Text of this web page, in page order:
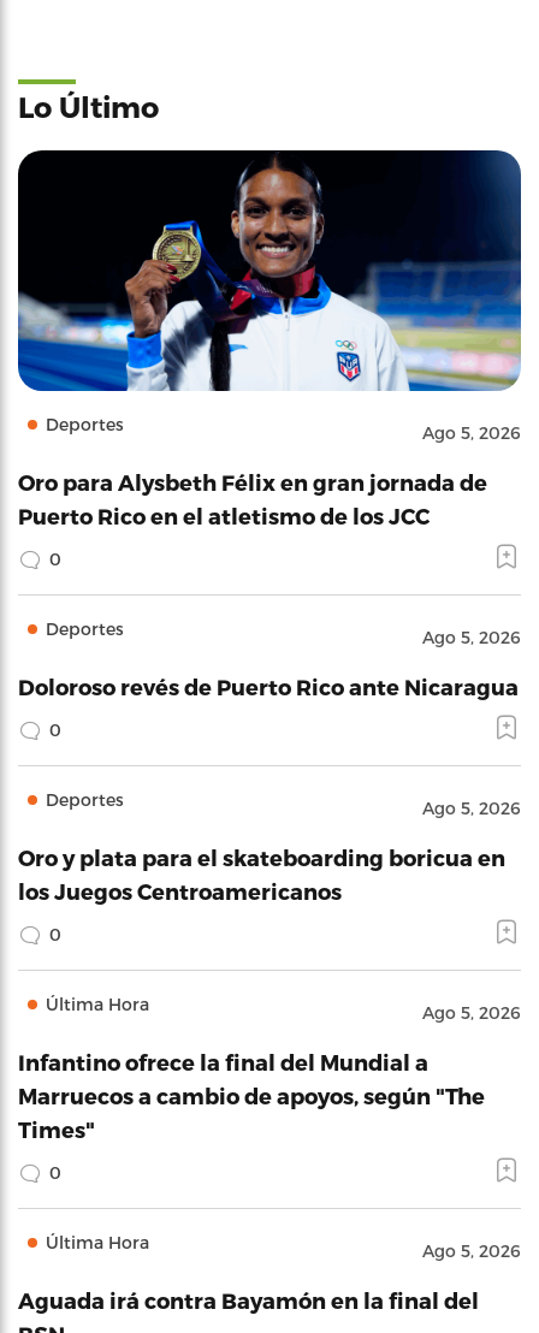
Lo Último
Deportes Ago 5, 2026
Oro para Alysbeth Félix en gran jornada de
Puerto Rico en el atletismo de los JCC
0
Deportes Ago 5, 2026
Doloroso revés de Puerto Rico ante Nicaragua
0
Deportes Ago 5, 2026
Oro y plata para el skateboarding boricua en
los Juegos Centroamericanos
0
Última Hora Ago 5, 2026
Infantino ofrece la final del Mundial a
Marruecos a cambio de apoyos, según "The
Times"
0
Última Hora Ago 5, 2026
Aguada irá contra Bayamón en la final del